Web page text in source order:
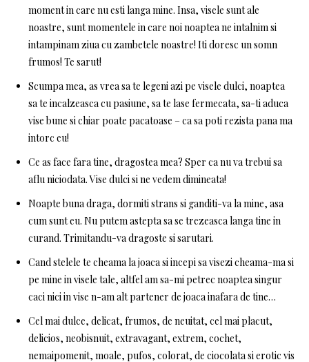
moment in care nu esti langa mine. Insa, visele sunt ale
noastre, sunt momentele in care noi noaptea ne intalnim si
intampinam ziua cu zambetele noastre! Iti doresc un somn
frumos! Te sarut!
Scumpa mea, as vrea sa te legeni azi pe visele dulci, noaptea
sa te incalzeasca cu pasiune, sa te lase fermecata, sa-ti aduca
vise bune si chiar poate pacatoase – ca sa poti rezista pana ma
intorc eu!
Ce as face fara tine, dragostea mea? Sper ca nu va trebui sa
aflu niciodata. Vise dulci si ne vedem dimineata!
Noapte buna draga, dormiti strans si ganditi-va la mine, asa
cum sunt eu. Nu putem astepta sa se trezeasca langa tine in
curand. Trimitandu-va dragoste si sarutari.
Cand stelele te cheama la joaca si incepi sa visezi cheama-ma si
pe mine in visele tale, altfel am sa-mi petrec noaptea singur
caci nici in vise n-am alt partener de joaca inafara de tine…
Cel mai dulce, delicat, frumos, de neuitat, cel mai placut,
delicios, neobisnuit, extravagant, extrem, cochet,
nemaipomenit, moale, pufos, colorat, de ciocolata si erotic vis